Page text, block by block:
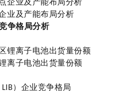
业及产能布局分析
争格局分析
锂离子电池出货量份额
离子电池出货量份额
LIB）企业竞争格局